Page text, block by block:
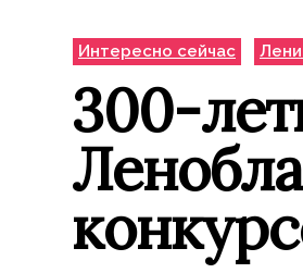
Интересно сейчас
300-